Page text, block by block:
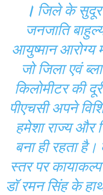
। जिले के सुदूर
जनजाति
आयुष्मान आरोग्य
जो जिला एवं
किलोमीटर की
पीएचसी अपने
हमेशा राज्य और
बना ही रहता
स्तर पर
डॉ रमन सिंह के